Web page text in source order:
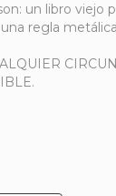
un libro viejo
regla